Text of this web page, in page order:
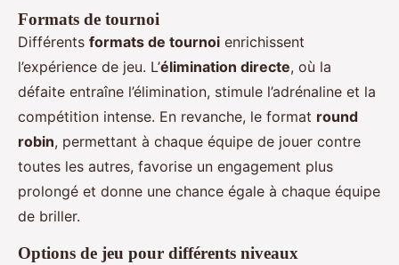
Formats de tournoi
Différents formats de tournoi enrichissent
l’expérience de jeu. L’élimination directe, où la
défaite entraîne l’élimination, stimule l’adrénaline et la
compétition intense. En revanche, le format round
robin, permettant à chaque équipe de jouer contre
toutes les autres, favorise un engagement plus
prolongé et donne une chance égale à chaque équipe
de briller.
Options de jeu pour différents niveaux